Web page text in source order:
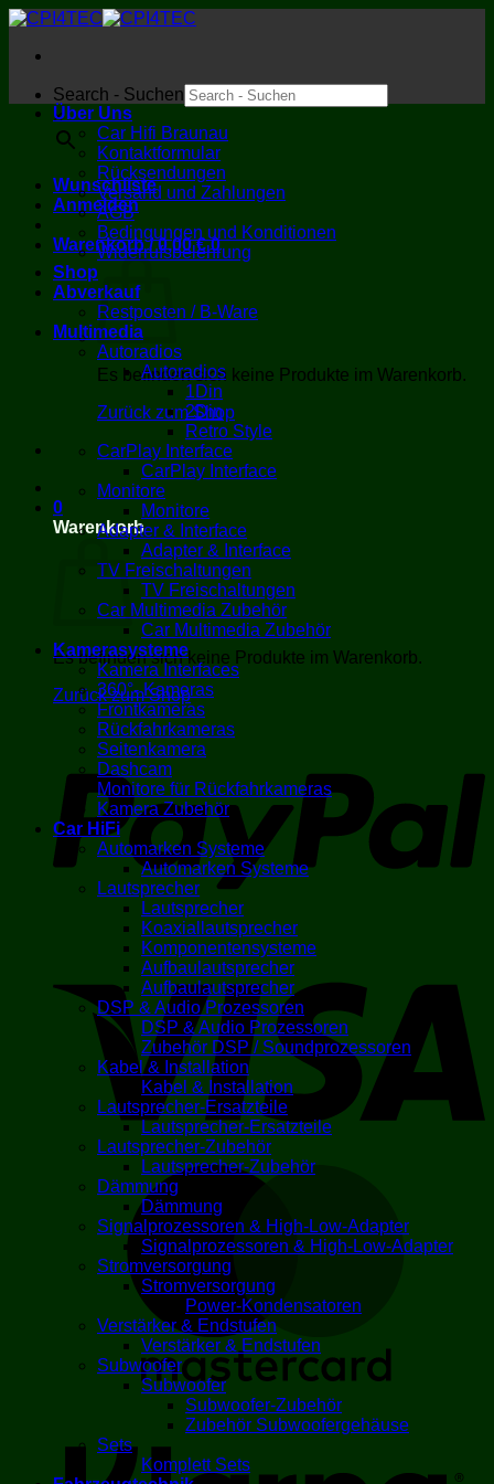
Zum
springen
Search - Suchen
×
Wunschliste
Anmelden
Warenkorb /0,00€ 0
Es befinden sich keine Produkte im Warenkorb.
Zurück zum Shop
0
Warenkorb
Es befinden sich keine Produkte im Warenkorb.
Zurück zum Shop
Über Uns
Car Hifi Braunau
Kontaktformular
Rücksendungen
Versand und Zahlungen
AGB
Bedingungen und Konditionen
Widerrufsbelehrung
Shop
Abverkauf
Restposten / B-Ware
Multimedia
Autoradios
Autoradios
1Din
2Din
Retro Style
CarPlay Interface
CarPlay Interface
Monitore
Monitore
Adapter & Interface
Adapter & Interface
TV Freischaltungen
TV Freischaltungen
Car Multimedia Zubehör
Car Multimedia Zubehör
Kamerasysteme
Kamera Interfaces
360°- Kameras
Frontkameras
Rückfahrkameras
Seitenkamera
Dashcam
Monitore für Rückfahrkameras
Kamera Zubehör
Car HiFi
Automarken Systeme
Automarken Systeme
Lautsprecher
Lautsprecher
Koaxiallautsprecher
Komponentensysteme
Aufbaulautsprecher
Aufbaulautsprecher
DSP & Audio Prozessoren
DSP & Audio Prozessoren
Zubehör DSP / Soundprozessoren
Kabel & Installation
Kabel & Installation
Lautsprecher-Ersatzteile
Lautsprecher-Ersatzteile
Lautsprecher-Zubehör
Lautsprecher-Zubehör
Dämmung
Dämmung
Signalprozessoren & High-Low-Adapter
Signalprozessoren & High-Low-Adapter
Stromversorgung
Stromversorgung
Power-Kondensatoren
Verstärker & Endstufen
Verstärker & Endstufen
Subwoofer
Subwoofer
Subwoofer-Zubehör
Zubehör Subwoofergehäuse
Sets
Komplett Sets